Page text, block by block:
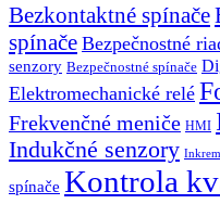
Bezkontaktné spínače
spínače Bezpečnostné
senzory Bezpečnostné spínače
Elektromechanické relé
Frekvenčné meniče HMI
Indukčné senzory
spínače Kontrola